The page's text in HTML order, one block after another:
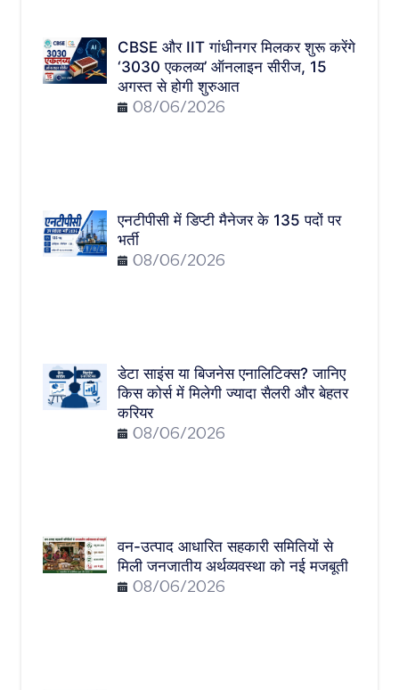
CBSE और IIT गांधीनगर मिलकर शुरू करेंगे
‘3030 एकलव्य’ ऑनलाइन सीरीज, 15
अगस्त से होगी शुरुआत
08/06/2026
एनटीपीसी में डिप्टी मैनेजर के 135 पदों पर
भर्ती
08/06/2026
डेटा साइंस या बिजनेस एनालिटिक्स? जानिए
किस कोर्स में मिलेगी ज्यादा सैलरी और बेहतर
करियर
08/06/2026
वन-उत्पाद आधारित सहकारी समितियों से
मिली जनजातीय अर्थव्यवस्था को नई मजबूती
08/06/2026